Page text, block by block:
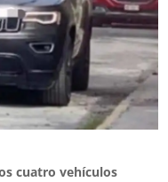
cuatro vehículos